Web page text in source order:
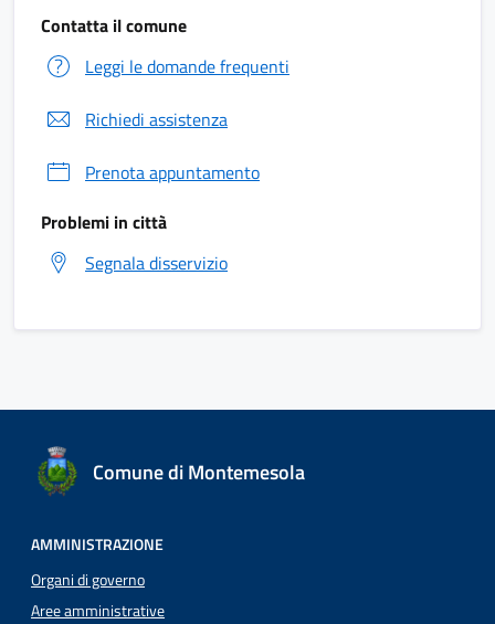
Contatta il comune
Leggi le domande frequenti
Richiedi assistenza
Prenota appuntamento
Problemi in città
Segnala disservizio
Comune di Montemesola
AMMINISTRAZIONE
Organi di governo
Aree amministrative